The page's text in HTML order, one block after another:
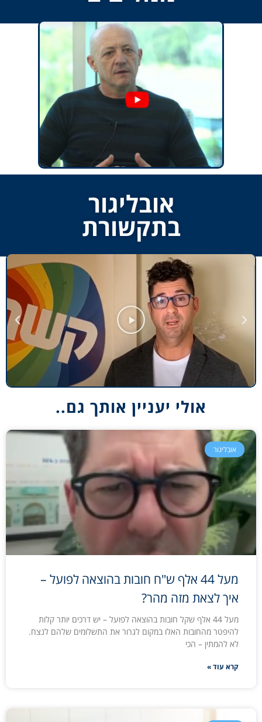
אובליגור
בתקשורת
אולי יעניין אותך גם..
אובליגור
מעל 44 אלף ש"ח חובות בהוצאה לפועל –
איך לצאת מזה מהר?
מעל 44 אלף שקל חובות בהוצאה לפועל – יש דרכים יותר קלות
להיפטר מהחובות האלו במקום לגרור את התשלומים שלהם לנצח.
לא להמתין – הכי
קרא עוד »